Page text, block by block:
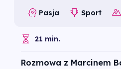
Pasja Sport
21 min.
Rozmowa z Marcinem